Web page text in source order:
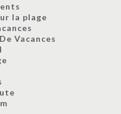
la plage
Vacances